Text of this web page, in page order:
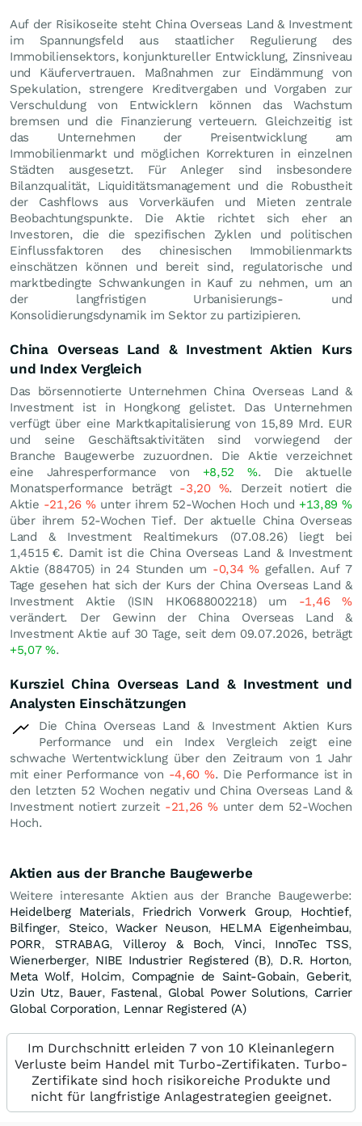
Auf der Risikoseite steht China Overseas Land & Investment
im Spannungsfeld aus staatlicher Regulierung des
Immobiliensektors, konjunktureller Entwicklung, Zinsniveau
und Käufervertrauen. Maßnahmen zur Eindämmung von
Spekulation, strengere Kreditvergaben und Vorgaben zur
Verschuldung von Entwicklern können das Wachstum
bremsen und die Finanzierung verteuern. Gleichzeitig ist
das Unternehmen der Preisentwicklung am
Immobilienmarkt und möglichen Korrekturen in einzelnen
Städten ausgesetzt. Für Anleger sind insbesondere
Bilanzqualität, Liquiditätsmanagement und die Robustheit
der Cashflows aus Vorverkäufen und Mieten zentrale
Beobachtungspunkte. Die Aktie richtet sich eher an
Investoren, die die spezifischen Zyklen und politischen
Einflussfaktoren des chinesischen Immobilienmarkts
einschätzen können und bereit sind, regulatorische und
marktbedingte Schwankungen in Kauf zu nehmen, um an
der langfristigen Urbanisierungs- und
Konsolidierungsdynamik im Sektor zu partizipieren.
China Overseas Land & Investment Aktien Kurs
und Index Vergleich
Das börsennotierte Unternehmen China Overseas Land &
Investment ist in Hongkong gelistet. Das Unternehmen
verfügt über eine Marktkapitalisierung von 15,89 Mrd. EUR
und seine Geschäftsaktivitäten sind vorwiegend der
Branche Baugewerbe zuzuordnen. Die Aktie verzeichnet
eine Jahresperformance von +8,52%. Die aktuelle
Monatsperformance beträgt -3,20 %. Derzeit notiert die
Aktie -21,26%unter ihrem 52-Wochen Hoch und +13,89%
über ihrem 52-Wochen Tief. Der aktuelle China Overseas
Land & Investment Realtimekurs (07.08.26) liegt bei
1,4515 €. Damit ist die China Overseas Land & Investment
Aktie (884705) in 24 Stunden um -0,34% gefallen. Auf 7
Tage gesehen hat sich der Kurs der China Overseas Land &
Investment Aktie (ISIN HK0688002218) um -1,46%
verändert. Der Gewinn der China Overseas Land &
Investment Aktie auf 30 Tage, seit dem 09.07.2026, beträgt
+5,07%.
Kursziel China Overseas Land & Investment und
Analysten Einschätzungen
Die China Overseas Land & Investment Aktien Kurs
Performance und ein Index Vergleich zeigt eine
schwache Wertentwicklung über den Zeitraum von 1 Jahr
mit einer Performance von -4,60%. Die Performance ist in
den letzten 52 Wochen negativ und China Overseas Land &
Investment notiert zurzeit -21,26%unter dem 52-Wochen
Hoch.
Aktien aus der Branche Baugewerbe
Weitere interesante Aktien aus der Branche Baugewerbe:
Heidelberg Materials, Friedrich Vorwerk Group, Hochtief,
Bilfinger, Steico,Wacker Neuson, HELMA Eigenheimbau,
PORR, STRABAG,Villeroy & Boch,Vinci, InnoTec TSS,
Wienerberger, NIBE Industrier Registered (B), D.R. Horton,
Meta Wolf, Holcim, Compagnie de Saint-Gobain, Geberit,
Uzin Utz, Bauer, Fastenal, Global Power Solutions, Carrier
Global Corporation, Lennar Registered (A)
Im Durchschnitt erleiden 7 von 10 Kleinanlegern
Verluste beim Handel mit Turbo-Zertifikaten. Turbo-
Zertifikate sind hoch risikoreiche Produkte und
nicht für langfristige Anlagestrategien geeignet.